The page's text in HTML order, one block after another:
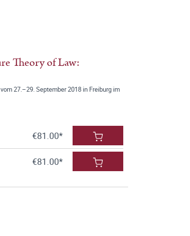
Theory of Law:
27.–29. September 2018 in Freiburg im
€81.00*
€81.00*